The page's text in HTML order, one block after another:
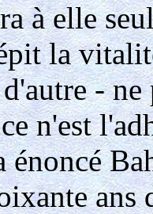
à elle
la
-
n'est
énoncé